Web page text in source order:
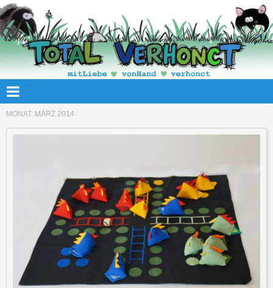
MONAT: MÄRZ 2014